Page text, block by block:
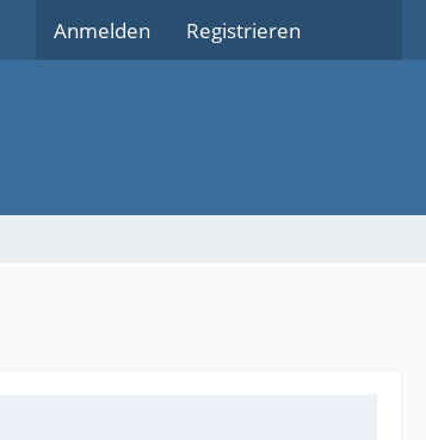
Anmelden Registrieren